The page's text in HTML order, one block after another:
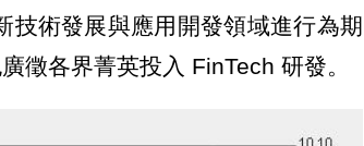
技術發展與應用開發領域進行為期
徵各界菁英投入 FinTech 研發。